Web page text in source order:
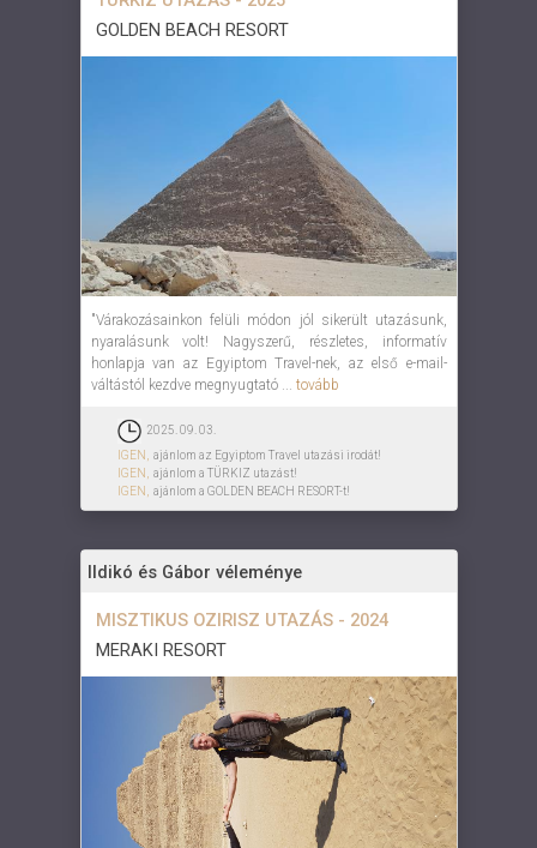
GOLDEN BEACH RESORT
"Várakozásainkon felüli módon jól sikerült utazásunk,
nyaralásunk volt! Nagyszerű, részletes, informatív
honlapja van az Egyiptom Travel-nek, az első e-mail-
váltástól kezdve megnyugtató ... tovább
2025. 09. 03.
IGEN,
ajánlom az Egyiptom Travel utazási irodát!
IGEN,
ajánlom a TÜRKIZ utazást!
IGEN,
ajánlom a GOLDEN BEACH RESORT-t!
Ildikó és Gábor véleménye
MISZTIKUS OZIRISZ UTAZÁS - 2024
MERAKI RESORT